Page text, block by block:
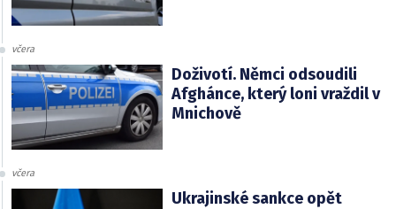
včera
Doživotí. Němci odsoudili
Afghánce, který loni vraždil v
Mnichově
včera
Ukrajinské sankce opět